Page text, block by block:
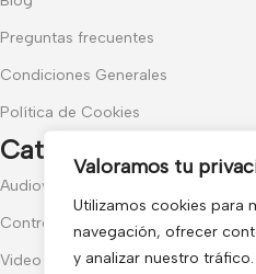
Valoramos tu
Utilizamos cookies para
navegación, ofrecer
y analizar nuestro
Preguntas frecuentes
Condiciones Generales
Política de Cookies
Categorías populares
Audiovisuales
Control de Accesos
Video Portero